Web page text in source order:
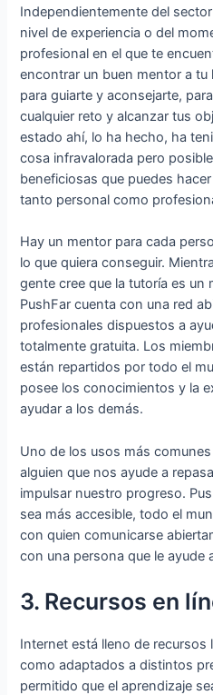
Independientemente del
nivel de experiencia o del
profesional en el que te
encontrar un buen mentor a
para guiarte y aconsejarte,
cualquier reto y alcanzar tus
estado ahí, lo ha hecho, ha
cosa infravalorada pero
beneficiosas que puedes
tanto personal como
Hay un mentor para cada
lo que quiera conseguir.
gente cree que la tutoría es un
PushFar cuenta con una red
profesionales dispuestos a
totalmente gratuita. Los
están repartidos por todo el
posee los conocimientos y la
ayudar a los demás.
Uno de los usos más
alguien que nos ayude a
impulsar nuestro progreso.
sea más accesible, todo el
con quien comunicarse
con una persona que le ayude
3. Recursos en
Internet está lleno de
como adaptados a distintos
permitido que el aprendizaje